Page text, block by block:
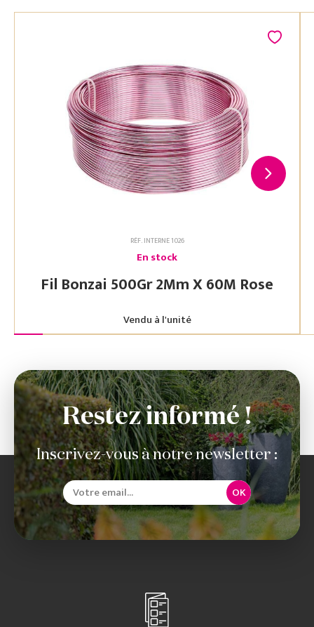
RÉF. INTERNE 1026
En stock
Fil Bonzai 500Gr 2Mm X 60M Rose
Vendu à l'unité
Restez informé !
Inscrivez-vous à notre newsletter :
OK